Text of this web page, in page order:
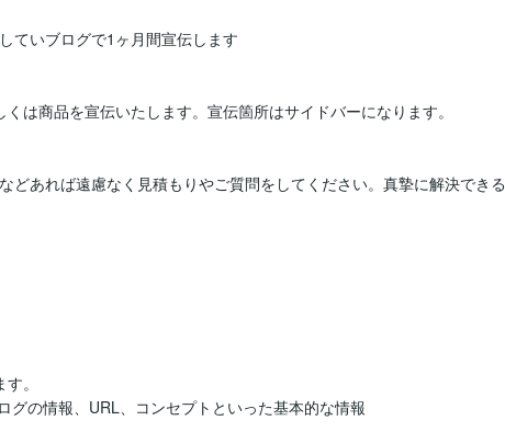
ていブログで1ヶ月間宣伝します
は商品を宣伝いたします。宣伝箇所はサイドバーになります。
どあれば遠慮なく見積もりやご質問をしてください。真摯に解決できる
。
グの情報、URL、コンセプトといった基本的な情報